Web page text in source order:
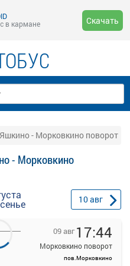
в кармане
Скачать
- Морковкино поворот
- Морковкино
10авг
09 авг 17:44
Морковкино поворот
пов.Морковкино
с расписанием и